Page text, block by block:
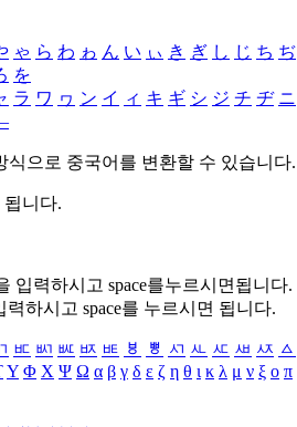
ゃ ら わ ゎ ん い ぃ き ぎ し じ ち ぢ
を
ラ ワ ヮ ン イ ィ キ ギ シ ジ チ ヂ ニ
식으로 중국어를 변환할 수 있습니다.
니다.
입력하시고 space를누르시면됩니다.
력하시고 space를 누르시면 됩니다.
ㅳ ㅴ ㅵ ㅶ ㅷ ㅸ ㅹ ㅺ ㅻ ㅼ ㅽ ㅾ ㅿ
Υ Φ Χ Ψ Ω α β γ δ ε ζ η θ ι κ λ μ ν ξ ο π